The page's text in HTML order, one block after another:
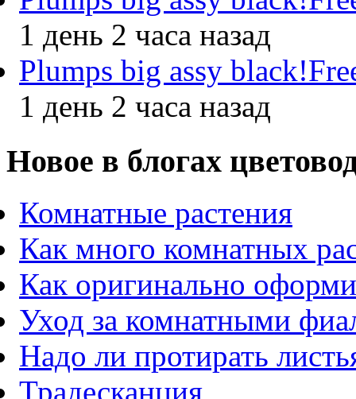
1 день 2 часа назад
Plumps big assy
1 день 2 часа назад
Новое в блогах
Комнатные растения
Как много комнатных
Как оригинально
Уход за комнатными
Надо ли протирать
Традесканция